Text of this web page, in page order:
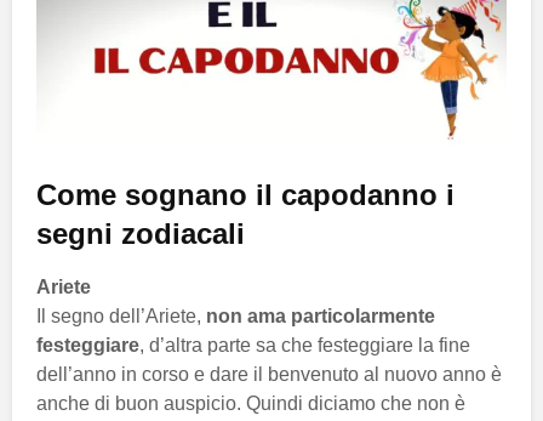
Come sognano il capodanno i
segni zodiacali
Ariete
Il segno dell’Ariete, non ama particolarmente
festeggiare, d’altra parte sa che festeggiare la fine
dell’anno in corso e dare il benvenuto al nuovo anno è
anche di buon auspicio. Quindi diciamo che non è